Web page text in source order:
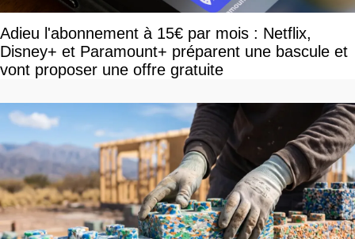
Adieu l'abonnement à 15€ par mois : Netflix,
Disney+ et Paramount+ préparent une bascule et
vont proposer une offre gratuite